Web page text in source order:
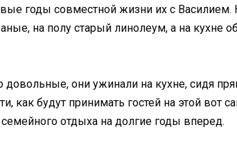
годы совместной жизни их с
на полу старый линолеум, а на кухне
довольные, они ужинали на кухне, сидя
как будут принимать гостей на этой вот
отдыха на долгие годы вперед.